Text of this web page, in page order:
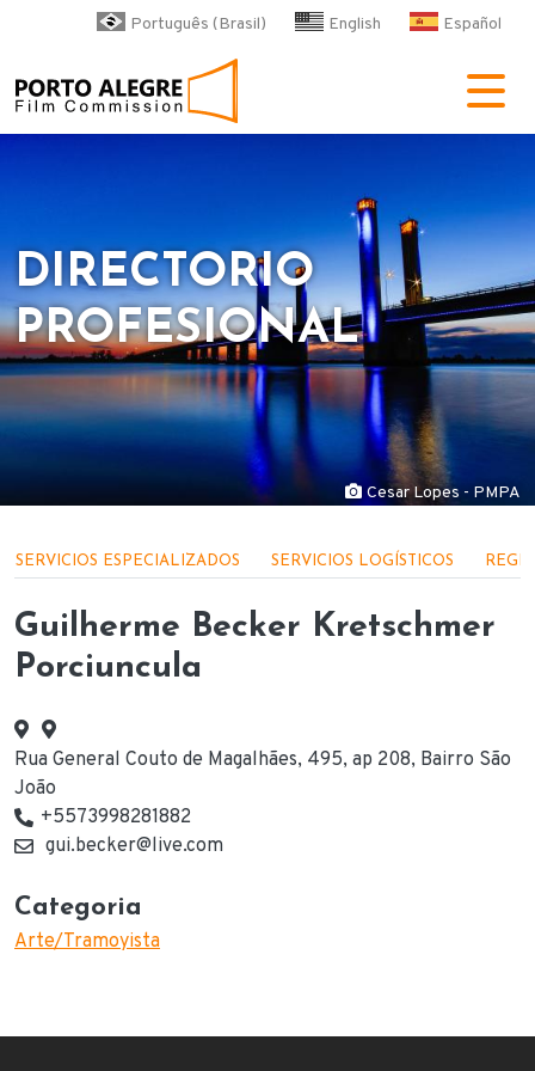
Pasar al contenido principal
Português (Brasil) English Español
POA Film Commission
DIRECTORIO
PROFESIONAL
Cesar Lopes - PMPA
Menu - Serviços
SERVICIOS ESPECIALIZADOS SERVICIOS LOGÍSTICOS
Guilherme Becker Kretschmer
Porciuncula
Endereço
Rua General Couto de Magalhães, 495, ap 208, Bairro São
João
Telefone(s) de contato
+5573998281882
E-mail
gui.becker@live.com
Categoria
Arte/Tramoyista